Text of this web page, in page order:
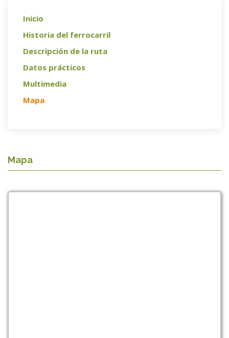
Inicio
Historia del ferrocarril
Descripción de la ruta
Datos prácticos
Multimedia
Mapa
Mapa